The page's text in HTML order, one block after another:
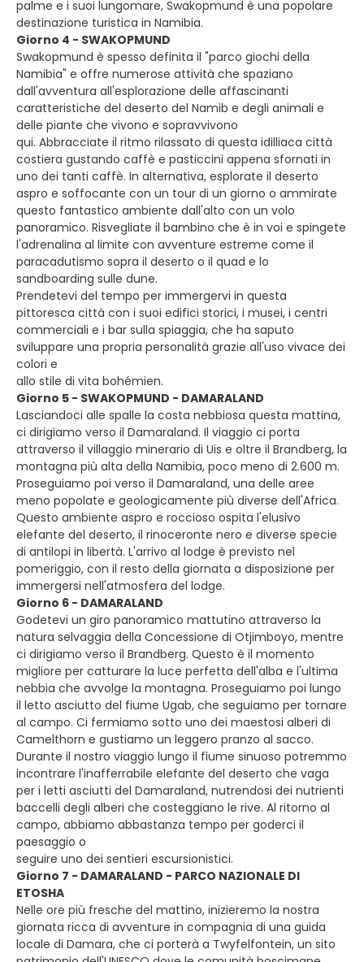
palme e i suoi lungomare, Swakopmund è una popolare
destinazione turistica in Namibia.
Giorno 4 - SWAKOPMUND
Swakopmund è spesso definita il "parco giochi della
Namibia" e offre numerose attività che spaziano
dall'avventura all'esplorazione delle affascinanti
caratteristiche del deserto del Namib e degli animali e
delle piante che vivono e sopravvivono
qui. Abbracciate il ritmo rilassato di questa idilliaca città
costiera gustando caffè e pasticcini appena sfornati in
uno dei tanti caffè. In alternativa, esplorate il deserto
aspro e soffocante con un tour di un giorno o ammirate
questo fantastico ambiente dall'alto con un volo
panoramico. Risvegliate il bambino che è in voi e spingete
l'adrenalina al limite con avventure estreme come il
paracadutismo sopra il deserto o il quad e lo
sandboarding sulle dune.
Prendetevi del tempo per immergervi in ​​questa
pittoresca città con i suoi edifici storici, i musei, i centri
commerciali e i bar sulla spiaggia, che ha saputo
sviluppare una propria personalità grazie all'uso vivace dei
colori e
allo stile di vita bohémien.
Giorno 5 - SWAKOPMUND - DAMARALAND
Lasciandoci alle spalle la costa nebbiosa questa mattina,
ci dirigiamo verso il Damaraland. Il viaggio ci porta
attraverso il villaggio minerario di Uis e oltre il Brandberg, la
montagna più alta della Namibia, poco meno di 2.600 m.
Proseguiamo poi verso il Damaraland, una delle aree
meno popolate e geologicamente più diverse dell'Africa.
Questo ambiente aspro e roccioso ospita l'elusivo
elefante del deserto, il rinoceronte nero e diverse specie
di antilopi in libertà. L'arrivo al lodge è previsto nel
pomeriggio, con il resto della giornata a disposizione per
immergersi nell'atmosfera del lodge.
Giorno 6 - DAMARALAND
Godetevi un giro panoramico mattutino attraverso la
natura selvaggia della Concessione di Otjimboyo, mentre
ci dirigiamo verso il Brandberg. Questo è il momento
migliore per catturare la luce perfetta dell'alba e l'ultima
nebbia che avvolge la montagna. Proseguiamo poi lungo
il letto asciutto del fiume Ugab, che seguiamo per tornare
al campo. Ci fermiamo sotto uno dei maestosi alberi di
Camelthorn e gustiamo un leggero pranzo al sacco.
Durante il nostro viaggio lungo il fiume sinuoso potremmo
incontrare l'inafferrabile elefante del deserto che vaga
per i letti asciutti del Damaraland, nutrendosi dei nutrienti
baccelli degli alberi che costeggiano le rive. Al ritorno al
campo, abbiamo abbastanza tempo per goderci il
paesaggio o
seguire uno dei sentieri escursionistici.
Giorno 7 - DAMARALAND - PARCO NAZIONALE DI
ETOSHA
Nelle ore più fresche del mattino, inizieremo la nostra
giornata ricca di avventure in compagnia di una guida
locale di Damara, che ci porterà a Twyfelfontein, un sito